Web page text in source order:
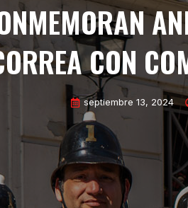
CON
septiembre 13, 2024